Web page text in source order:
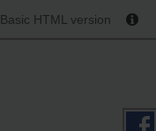
Basic HTML version